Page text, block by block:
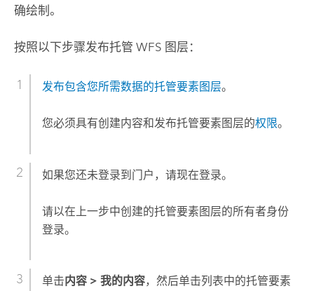
确绘制。
按照以下步骤发布托管 WFS 图层：
发布包含您所需数据的托管要素图层。
您必须具有创建内容和发布托管要素图层的权限。
如果您还未登录到门户，请现在登录。
请以在上一步中创建的托管要素图层的所有者身份
登录。
单击内容 > 我的内容，然后单击列表中的托管要素